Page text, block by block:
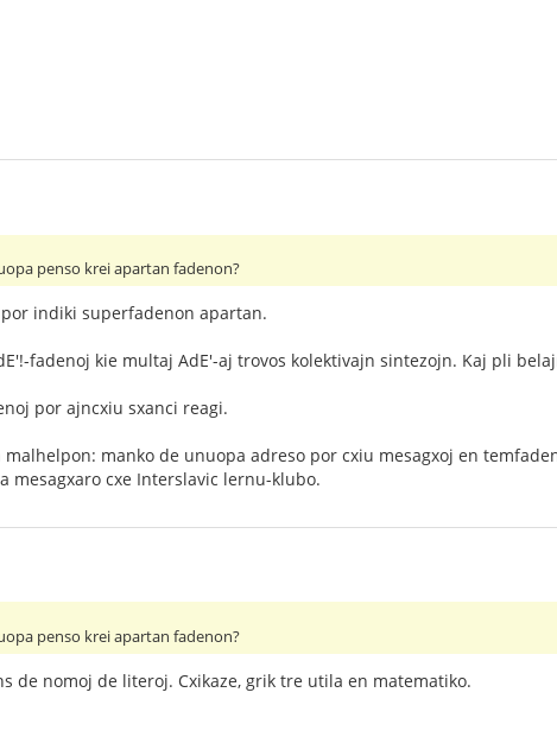
penso krei apartan fadenon?
indiki superfadenon apartan.
fadenoj kie multaj AdE'-aj trovos kolektivajn sintezojn. Kaj pli
por ajncxiu sxanci reagi.
manko de unuopa adreso por cxiu mesagxoj en
mesagxaro cxe Interslavic lernu-klubo.
penso krei apartan fadenon?
de nomoj de literoj. Cxikaze, grik tre utila en matematiko.